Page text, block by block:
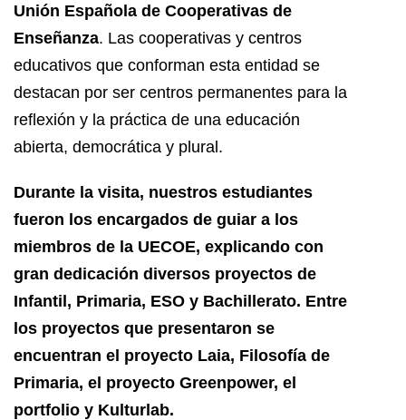
Unión Española de Cooperativas de
Enseñanza. Las cooperativas y centros
educativos que conforman esta entidad se
destacan por ser centros permanentes para la
reflexión y la práctica de una educación
abierta, democrática y plural.
Durante la visita, nuestros estudiantes
fueron los encargados de guiar a los
miembros de la UECOE, explicando con
gran dedicación diversos proyectos de
Infantil, Primaria, ESO y Bachillerato. Entre
los proyectos que presentaron se
encuentran el proyecto Laia, Filosofía de
Primaria, el proyecto Greenpower, el
portfolio y Kulturlab.